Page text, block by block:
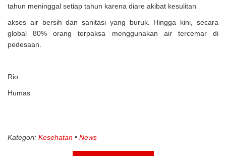
tahun meninggal setiap tahun karena diare akibat kesulitan
akses air bersih dan sanitasi yang buruk. Hingga kini, secara
global 80% orang terpaksa menggunakan air tercemar di
pedesaan.
Rio
Humas
Kategori: Kesehatan News